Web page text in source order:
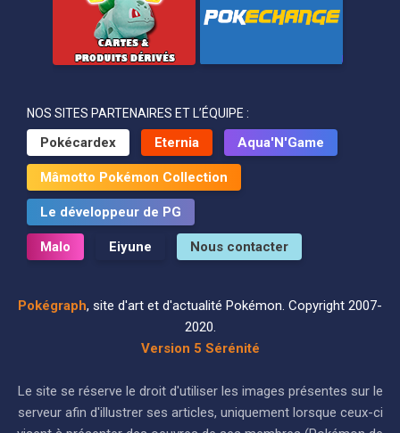
NOS SITES PARTENAIRES ET L’ÉQUIPE :
Pokécardex Eternia Aqua'N'Game
Mâmotto Pokémon Collection
Le développeur de PG
Malo Eiyune Nous contacter
Pokégraph, site d'art et d'actualité Pokémon. Copyright 2007-
2020.
Version 5 Sérénité
Le site se réserve le droit d'utiliser les images présentes sur le
serveur afin d'illustrer ses articles, uniquement lorsque ceux-ci